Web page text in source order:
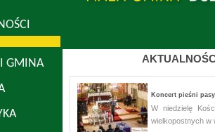
GMINA
Koncert pieśni
W niedzielę
wielkopostnych w